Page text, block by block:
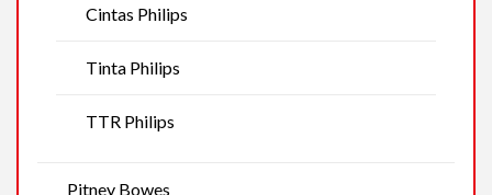
Cintas Philips
Tinta Philips
TTR Philips
Pitney Bowes